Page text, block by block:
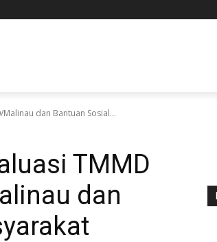
dan Bantuan Sosial...
TMMD
dan